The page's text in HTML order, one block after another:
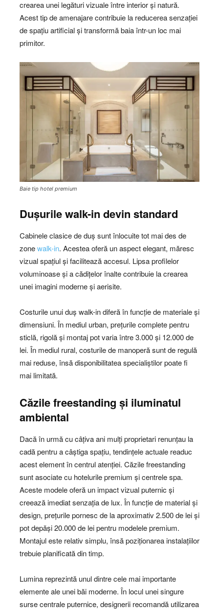
crearea unei legături vizuale între interior și natură.
Acest tip de amenajare contribuie la reducerea senzației
de spațiu artificial și transformă baia într-un loc mai
primitor.
Baie tip hotel premium
Dușurile walk-in devin standard
Cabinele clasice de duș sunt înlocuite tot mai des de
zonewalk-in. Acestea oferă un aspect elegant, măresc
vizual spațiul și facilitează accesul. Lipsa profilelor
voluminoase și a cădițelor înalte contribuie la crearea
unei imagini moderne și aerisite.
Costurile unui duș walk-in diferă în funcție de materiale și
dimensiuni. În mediul urban, prețurile complete pentru
sticlă, rigolă și montaj pot varia între 3.000 și 12.000 de
lei. În mediul rural, costurile de manoperă sunt de regulă
mai reduse, însă disponibilitatea specialiștilor poate fi
mai limitată.
Căzile freestanding și iluminatul
ambiental
Dacă în urmă cu câțiva ani mulți proprietari renunțau la
cadă pentru a câștiga spațiu, tendințele actuale readuc
acest element în centrul atenției. Căzile freestanding
sunt asociate cu hotelurile premium și centrele spa.
Aceste modele oferă un impact vizual puternic și
creează imediat senzația de lux. În funcție de material și
design, prețurile pornesc de la aproximativ 2.500 de lei și
pot depăși 20.000 de lei pentru modelele premium.
Montajul este relativ simplu, însă poziționarea instalațiilor
trebuie planificată din timp.
Lumina reprezintă unul dintre cele mai importante
elemente ale unei băi moderne. În locul unei singure
surse centrale puternice, designerii recomandă utilizarea